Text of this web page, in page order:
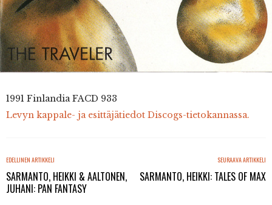
1991 Finlandia FACD 933
Levyn kappale- ja esittäjätiedot Discogs-tietokannassa.
EDELLINEN ARTIKKELI
SARMANTO, HEIKKI & AALTONEN,
JUHANI: PAN FANTASY
SEURAAVA ARTIKKELI
SARMANTO, HEIKKI: TALES OF MAX